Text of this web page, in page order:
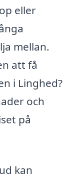
eller
mellan.
att få
i Linghed?
och
på
kan